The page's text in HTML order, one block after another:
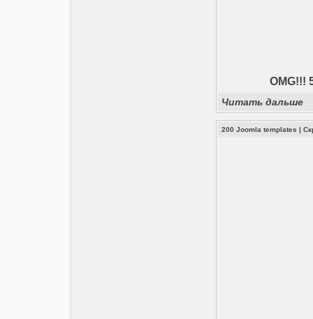
OMG!!!
Читать дальше
200 Joomla templates |